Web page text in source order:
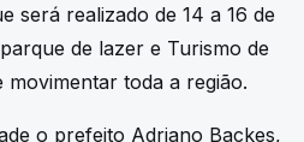
será realizado de 14 a 16 de
de lazer e Turismo de
toda a região.
o prefeito Adriano Backes,